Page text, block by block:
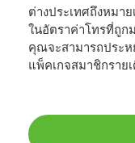
ต่างประเทศถึงหมา
ในอัตราค่าโทรที่ถูก
คุณจะสามารถประ
แพ็คเกจสมาชิกราย